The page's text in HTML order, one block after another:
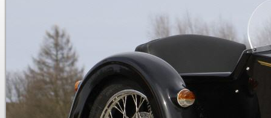
Manufaktur-News Pressemitteilungen